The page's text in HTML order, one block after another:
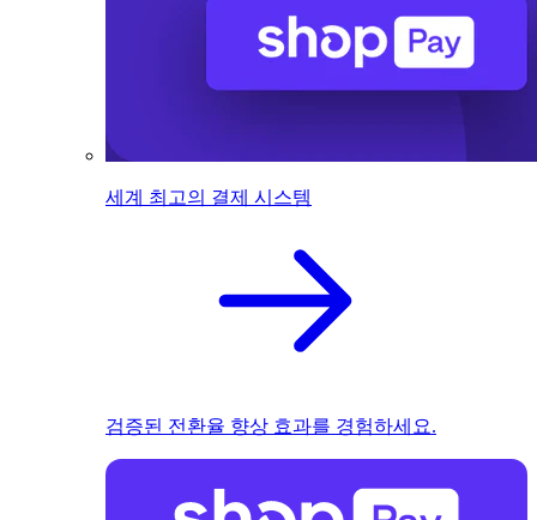
세계 최고의 결제 시스템
검증된 전환율 향상 효과를 경험하세요.